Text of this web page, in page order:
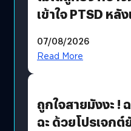
เข้าใจ PTSD หลั
07/08/2026
Read More
ถูกใจสายมังงะ !
ฉะ ด้วยโปรเจกต์